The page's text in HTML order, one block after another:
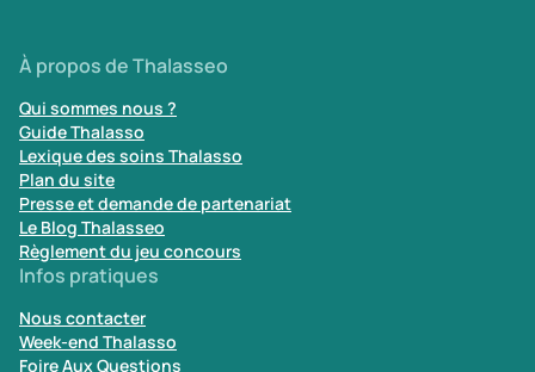
À propos de Thalasseo
Qui sommes nous ?
Guide Thalasso
Lexique des soins Thalasso
Plan du site
Presse et demande de partenariat
Le Blog Thalasseo
Règlement du jeu concours
Infos pratiques
Nous contacter
Week-end Thalasso
Foire Aux Questions